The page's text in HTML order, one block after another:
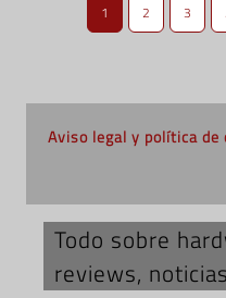
1 2 3
Aviso legal y política de
Todo sobre
reviews,